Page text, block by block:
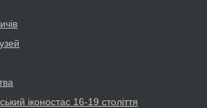
іконостас 16-19 cтоліття